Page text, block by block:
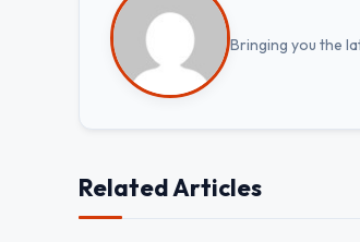
Bringing you the
Related Articles